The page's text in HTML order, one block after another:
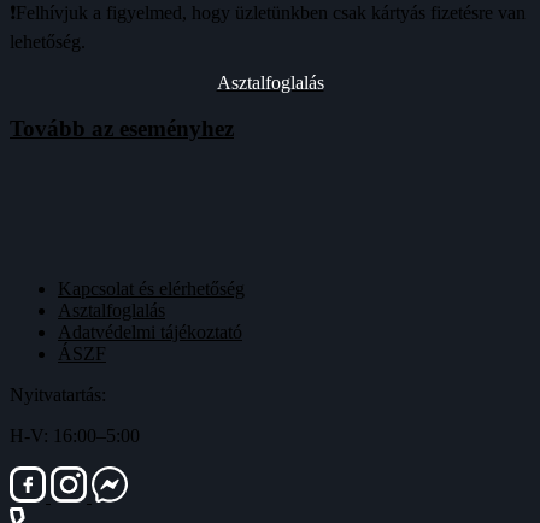
❗️Felhívjuk a figyelmed, hogy üzletünkben csak kártyás fizetésre van
lehetőség.
Asztalfoglalás
Tovább az eseményhez
Kapcsolat és elérhetőség
Asztalfoglalás
Adatvédelmi tájékoztató
ÁSZF
Nyitvatartás:
H-V: 16:00–5:00